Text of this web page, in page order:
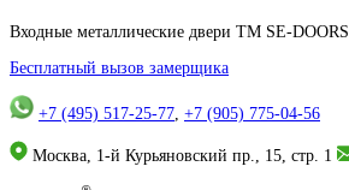
Входные металлические двери TM SE-DOORS
Бесплатный вызов замерщика
+7 (495) 517-25-77, +7 (905) 775-04-56
Москва, 1-й Курьяновский пр., 15, стр. 1